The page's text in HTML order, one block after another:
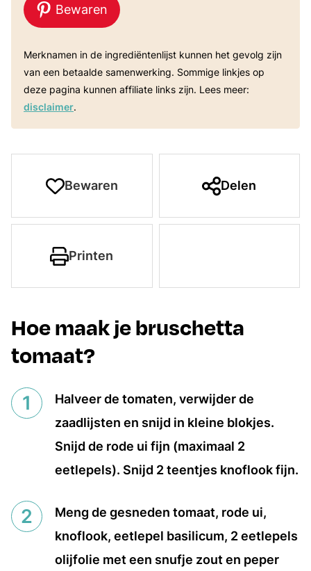
Bewaren
Merknamen in de ingrediëntenlijst kunnen het gevolg zijn
van een betaalde samenwerking. Sommige linkjes op
deze pagina kunnen affiliate links zijn. Lees meer:
disclaimer.
Bewaren Delen
Printen
Hoe maak je bruschetta
tomaat?
Halveer de tomaten, verwijder de
zaadlijsten en snijd in kleine blokjes.
Snijd de rode ui fijn (maximaal 2
eetlepels). Snijd 2 teentjes knoflook fijn.
Meng de gesneden tomaat, rode ui,
knoflook, eetlepel basilicum, 2 eetlepels
olijfolie met een snufje zout en peper